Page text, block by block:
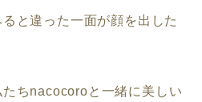
と違った一面が顔を出した
ちnacocoroと一緒に美しい